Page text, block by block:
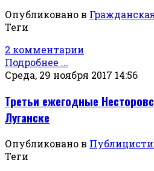
Опубликовано в
Теги
2 комментарии
Подробнее ...
Среда, 29 ноября 2017 14:56
Третьи ежегодные
Луганске
Опубликовано в
Теги